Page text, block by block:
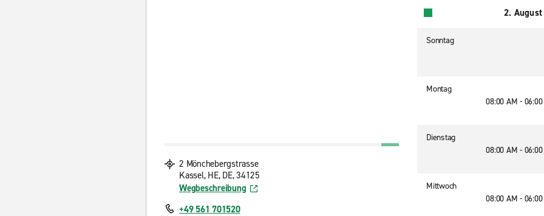
2 Mönchebergstrasse
Kassel, HE, DE, 34125
Wegbeschreibung
+49 561 701520
2.
Sonntag
Montag
08:00 AM -
Dienstag
08:00 AM -
Mittwoch
08:00 AM -